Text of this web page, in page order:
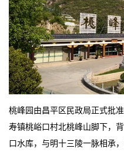
桃峰园由昌平区民政局正式批
寿镇桃峪口村北桃峰山脚下，
口水库，与明十三陵一脉相承